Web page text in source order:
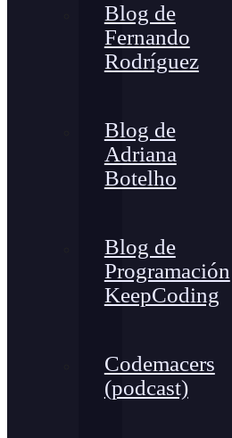
Blog de
Fernando
Rodríguez
Blog de
Adriana
Botelho
Blog de
Programación
KeepCoding
Codemacers
(podcast)